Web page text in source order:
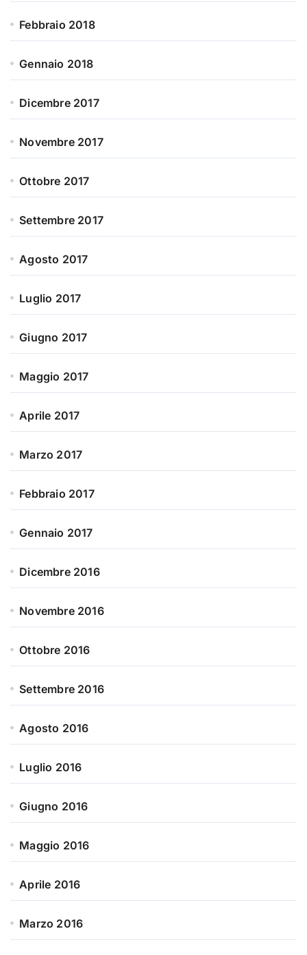
Febbraio 2018
Gennaio 2018
Dicembre 2017
Novembre 2017
Ottobre 2017
Settembre 2017
Agosto 2017
Luglio 2017
Giugno 2017
Maggio 2017
Aprile 2017
Marzo 2017
Febbraio 2017
Gennaio 2017
Dicembre 2016
Novembre 2016
Ottobre 2016
Settembre 2016
Agosto 2016
Luglio 2016
Giugno 2016
Maggio 2016
Aprile 2016
Marzo 2016